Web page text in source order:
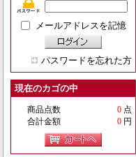
メールアドレスを記憶
パスワードを忘れた方
現在のカゴの中
商品点数 0 点
合計金額
0 円